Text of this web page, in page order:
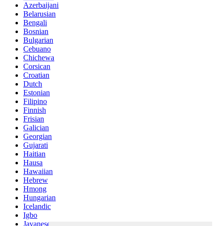
Azerbaijani
Belarusian
Bengali
Bosnian
Bulgarian
Cebuano
Chichewa
Corsican
Croatian
Dutch
Estonian
Filipino
Finnish
Frisian
Galician
Georgian
Gujarati
Haitian
Hausa
Hawaiian
Hebrew
Hmong
Hungarian
Icelandic
Igbo
Javanese